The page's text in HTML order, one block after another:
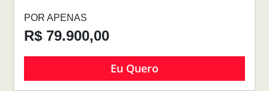
POR APENAS
R$ 79.900,00
Eu Quero